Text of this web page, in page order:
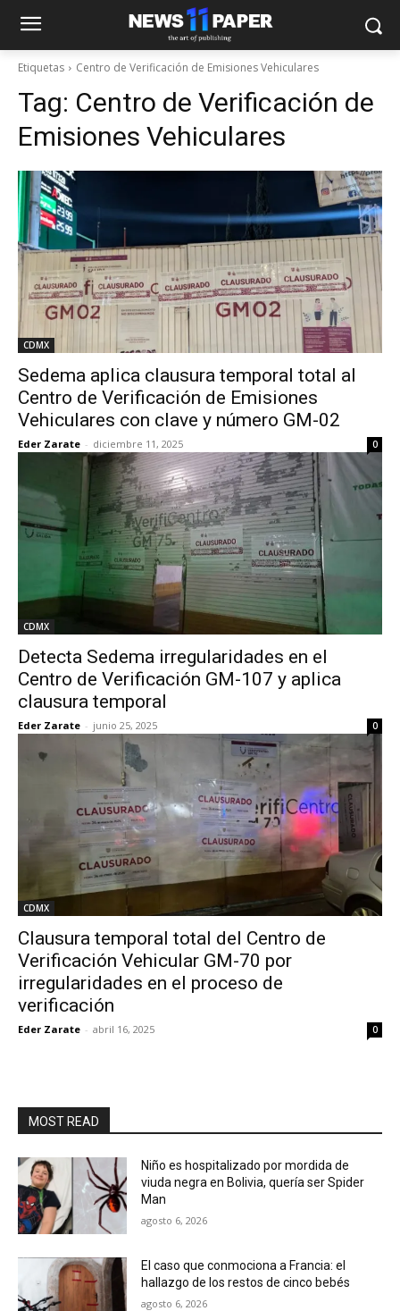
Etiquetas Centro de Verificación de Emisiones Vehiculares
Tag: Centro de Verificación de
Emisiones Vehiculares
CDMX
Sedema aplica clausura temporal total al
Centro de Verificación de Emisiones
Vehiculares con clave y número GM-02
Eder Zarate - diciembre 11, 2025 0
CDMX
Detecta Sedema irregularidades en el
Centro de Verificación GM-107 y aplica
clausura temporal
Eder Zarate - junio 25, 2025 0
CDMX
Clausura temporal total del Centro de
Verificación Vehicular GM-70 por
irregularidades en el proceso de
verificación
Eder Zarate - abril 16, 2025 0
MOST READ
Niño es hospitalizado por mordida de
viuda negra en Bolivia, quería ser Spider
Man
agosto 6, 2026
El caso que conmociona a Francia: el
hallazgo de los restos de cinco bebés
agosto 6, 2026